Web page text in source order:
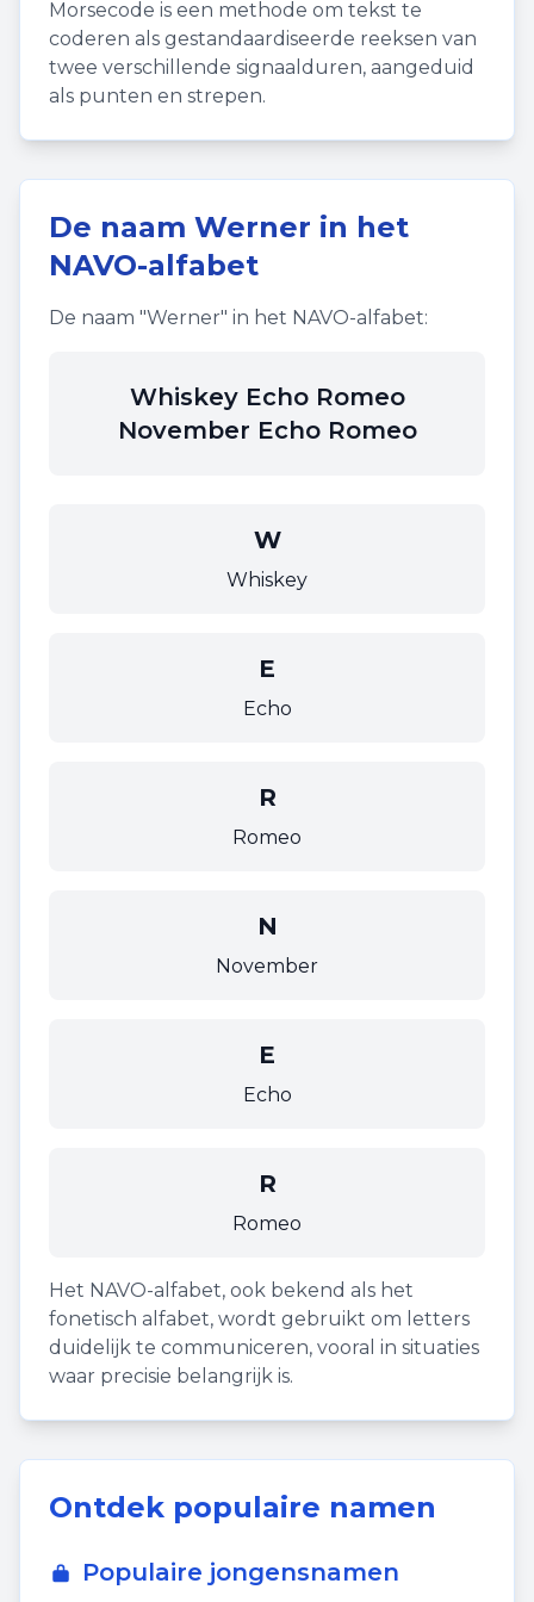
Morsecode is een methode om tekst te
coderen als gestandaardiseerde reeksen van
twee verschillende signaalduren, aangeduid
als punten en strepen.
De naam Werner in het
NAVO-alfabet
De naam "Werner" in het NAVO-alfabet:
Whiskey Echo Romeo
November Echo Romeo
W
Whiskey
E
Echo
R
Romeo
N
November
E
Echo
R
Romeo
Het NAVO-alfabet, ook bekend als het
fonetisch alfabet, wordt gebruikt om letters
duidelijk te communiceren, vooral in situaties
waar precisie belangrijk is.
Ontdek populaire namen
Populaire jongensnamen